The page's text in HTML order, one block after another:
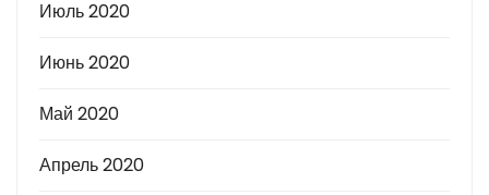
Июль 2020
Июнь 2020
Май 2020
Апрель 2020